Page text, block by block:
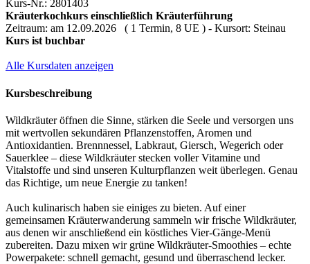
Kurs-Nr.: 2801403
Kräuterkochkurs einschließlich Kräuterführung
Zeitraum: am 12.09.2026 ( 1 Termin, 8 UE ) - Kursort: Steinau
Kurs ist buchbar
Alle Kursdaten anzeigen
Kursbeschreibung
Wildkräuter öffnen die Sinne, stärken die Seele und versorgen uns
mit wertvollen sekundären Pflanzenstoffen, Aromen und
Antioxidantien. Brennnessel, Labkraut, Giersch, Wegerich oder
Sauerklee – diese Wildkräuter stecken voller Vitamine und
Vitalstoffe und sind unseren Kulturpflanzen weit überlegen. Genau
das Richtige, um neue Energie zu tanken!
Auch kulinarisch haben sie einiges zu bieten. Auf einer
gemeinsamen Kräuterwanderung sammeln wir frische Wildkräuter,
aus denen wir anschließend ein köstliches Vier‑Gänge‑Menü
zubereiten. Dazu mixen wir grüne Wildkräuter‑Smoothies – echte
Powerpakete: schnell gemacht, gesund und überraschend lecker.